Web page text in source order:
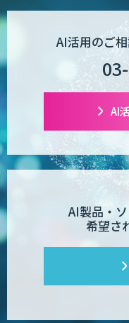
AI活用のご
AI
AI製品・
希望さ